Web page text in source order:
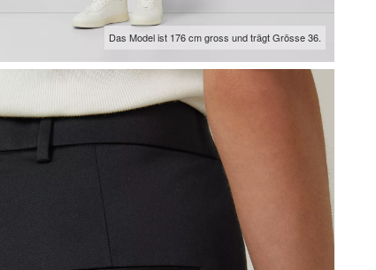
Das Model ist 176 cm gross und trägt Grösse 36.